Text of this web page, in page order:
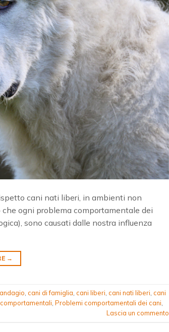
cani nati liberi, in ambienti non
ogni problema comportamentale dei
sono causati dalle nostra influenza
→
, cani di famiglia, cani liberi, cani nati liberi, cani
, Problemi comportamentali dei cani,
Lascia un commento